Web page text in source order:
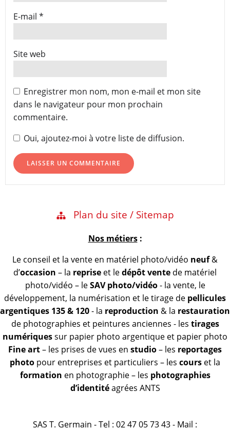
E-mail *
Site web
Enregistrer mon nom, mon e-mail et mon site
dans le navigateur pour mon prochain
commentaire.
Oui, ajoutez-moi à votre liste de diffusion.
Plan du site / Sitemap
Nos métiers:
Le conseil et la vente en matériel photo/vidéo neuf&
d’occasion – la reprise et ledépôt vente de matériel
photo/vidéo – leSAV photo/vidéo- la vente, le
développement, la numérisation et le tirage de pellicules
argentiques 135 & 120- la reproduction & la restauration
de photographies et peintures anciennes - les tirages
numériquessur papier photo argentique et papier photo
Fine art– les prises de vues en studio– les reportages
photo pour entreprises et particuliers – les cours et la
formation en photographie – les photographies
d’identitéagrées ANTS
SAS T. Germain - Tel : 02 47 05 73 43 - Mail :